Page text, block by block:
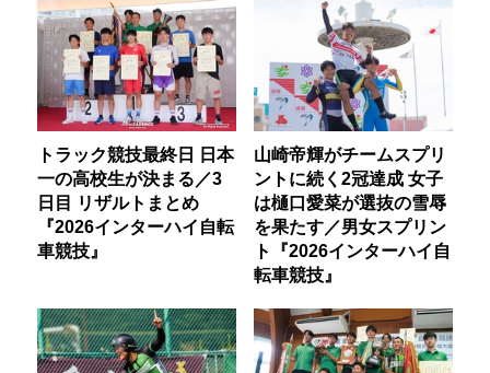
トラック競技最終日 日本
一の高校生が決まる／3
日目 リザルトまとめ
『2026インターハイ自転
車競技』
山崎帝輝がチームスプリ
ントに続く2冠達成 女子
は樋口愛菜が選抜の雪辱
を果たす／男女スプリン
ト『2026インターハイ自
転車競技』